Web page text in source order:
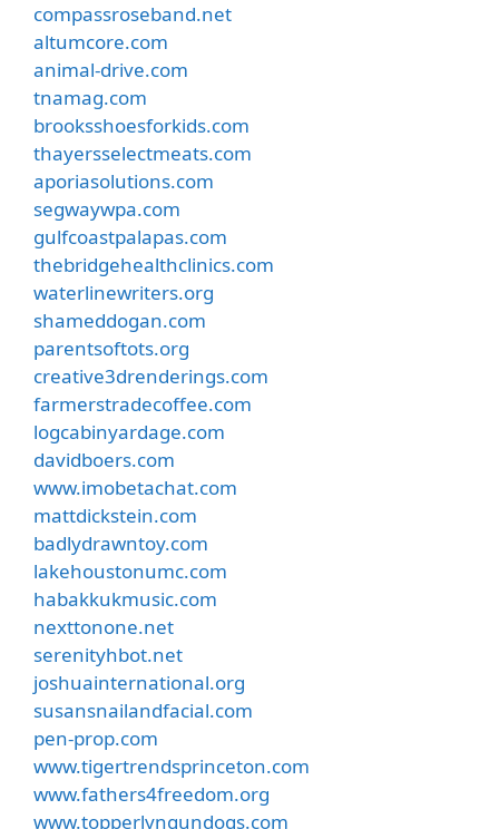
compassroseband.net
altumcore.com
animal-drive.com
tnamag.com
brooksshoesforkids.com
thayersselectmeats.com
aporiasolutions.com
segwaywpa.com
gulfcoastpalapas.com
thebridgehealthclinics.com
waterlinewriters.org
shameddogan.com
parentsoftots.org
creative3drenderings.com
farmerstradecoffee.com
logcabinyardage.com
davidboers.com
www.imobetachat.com
mattdickstein.com
badlydrawntoy.com
lakehoustonumc.com
habakkukmusic.com
nexttonone.net
serenityhbot.net
joshuainternational.org
susansnailandfacial.com
pen-prop.com
www.tigertrendsprinceton.com
www.fathers4freedom.org
www.topperlyngundogs.com